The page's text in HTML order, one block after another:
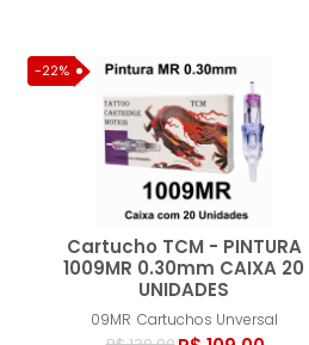
-22%
Cartucho TCM - PINTURA
1009MR 0.30mm CAIXA 20
UNIDADES
09MR Cartuchos Unversal
Comprar